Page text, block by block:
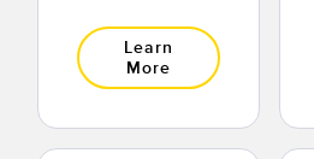
Learn
More